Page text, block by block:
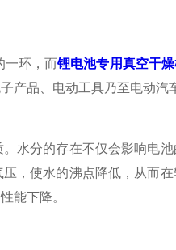
环，而锂电池专用真空干
产品、电动工具乃至电动汽
分的存在不仅会影响电池
，使水的沸点降低，从而
能下降。